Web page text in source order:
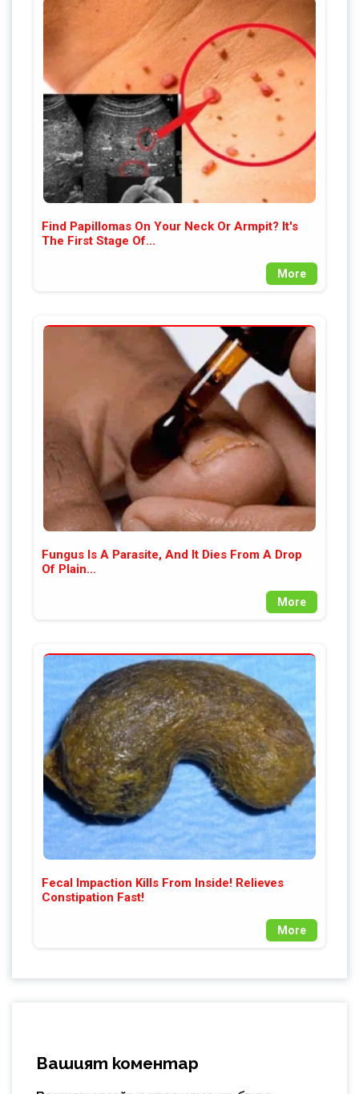
Find Papillomas On Your Neck Or Armpit? It's
The First Stage Of...
More
Fungus Is A Parasite, And It Dies From A Drop
Of Plain...
More
Fecal Impaction Kills From Inside! Relieves
Constipation Fast!
More
Вашият коментар